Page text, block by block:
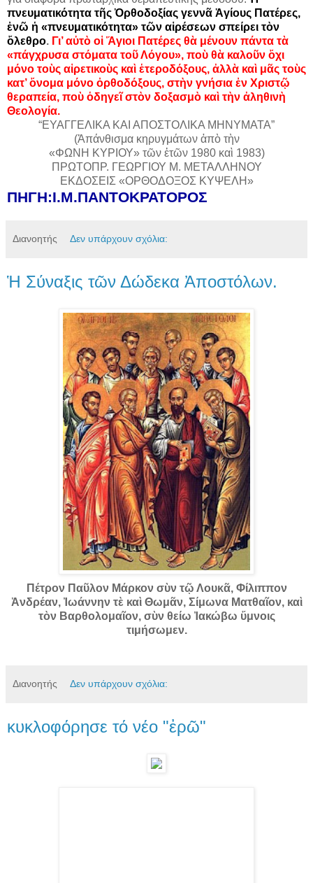
πνευματικότητα τῆς Ὀρθοδοξίας γεννᾶ Ἁγίους Πατέρες,
ἐνῶ ἡ «πνευματικότητα» τῶν αἱρέσεων σπείρει τὸν
ὄλεθρο. Γι’ αὐτὸ οἱ Ἅγιοι Πατέρες θὰ μένουν πάντα τὰ
«πάγχρυσα στόματα τοῦ Λόγου», ποὺ θὰ καλοῦν ὄχι
μόνο τοὺς αἱρετικοὺς καὶ ἑτεροδόξους, ἀλλὰ καὶ μᾶς τοὺς
κατ’ ὄνομα μόνο ὀρθοδόξους, στὴν γνήσια ἐν Χριστῷ
θεραπεία, ποὺ ὁδηγεῖ στὸν δοξασμὸ καὶ τὴν ἀληθινὴ
Θεολογία.
“ΕΥΑΓΓΕΛΙΚΑ ΚΑΙ ΑΠΟΣΤΟΛΙΚΑ ΜΗΝΥΜΑΤΑ”
(Ἀπάνθισμα κηρυγμάτων ἀπὸ τὴν
«ΦΩΝΗ ΚΥΡΙΟΥ» τῶν ἐτῶν 1980 καὶ 1983)
ΠΡΩΤΟΠΡ. ΓΕΩΡΓΙΟΥ Μ. ΜΕΤΑΛΛΗΝΟΥ
ΕΚΔΟΣΕΙΣ «ΟΡΘΟΔΟΞΟΣ ΚΥΨΕΛΗ»
ΠΗΓΗ:Ι.Μ.ΠΑΝΤΟΚΡΑΤΟΡΟΣ
Διανοητής Δεν υπάρχουν σχόλια:
Ἡ Σύναξις τῶν Δώδεκα Ἀποστόλων.
Πέτρον Παῦλον Μάρκον σὺν τῷ Λουκᾶ, Φίλιππον
Ἀνδρέαν, Ἰωάννην τὲ καὶ Θωμᾶν, Σίμωνα Ματθαῖον, καὶ
τὸν Βαρθολομαῖον, σὺν θείω Ἰακώβω ὕμνοις
τιμήσωμεν.
Διανοητής Δεν υπάρχουν σχόλια:
κυκλοφόρησε τό νέο "ἐρῶ"